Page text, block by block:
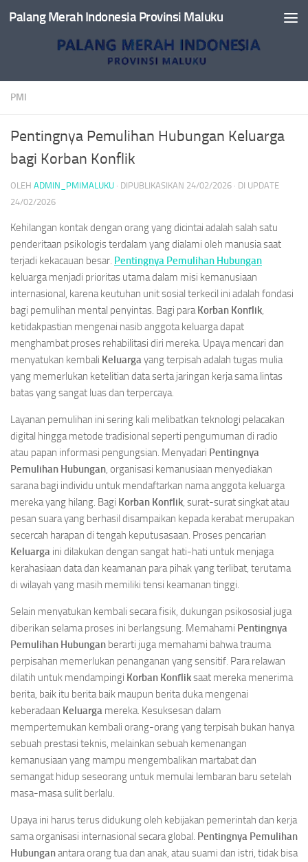
Skip to content
Palang Merah Indonesia Provinsi Maluku
PMI
Pentingnya Pemulihan Hubungan Keluarga
bagi Korban Konflik
OLEH ADMIN_PMIMALUKU · DIPUBLIKASIKAN 24/02/2026 · DI UPDATE
24/02/2026
Kehilangan kontak dengan orang yang dicintai adalah salah satu
penderitaan psikologis terdalam yang dialami oleh manusia saat
terjadi kekacauan besar. Pentingnya Pemulihan Hubungan
keluarga menjadi prioritas utama dalam misi kemanusiaan
internasional, karena keutuhan unit sosial terkecil ini adalah fondasi
bagi pemulihan mental penyintas. Bagi paraKorban Konflik,
ketidakpastian mengenai nasib anggota keluarga dapat
menghambat proses rehabilitasi diri mereka. Upaya mencari dan
menyatukan kembali Keluargayang terpisah adalah tugas mulia
yang memerlukan ketelitian data serta jaringan kerja sama lintas
batas yang sangat luas dan terpercaya.
Layanan pemulihan ini sering kali melibatkan teknologi pelacakan
digital hingga metode tradisional seperti pengumuman di radio
atau papan informasi pengungsian. Menyadari Pentingnya
Pemulihan Hubungan, organisasi kemanusiaan menyediakan
sarana bagi individu untuk mendaftarkan nama anggota keluarga
mereka yang hilang. Bagi Korban Konflik, surat-surat singkat atau
pesan suara yang berhasil disampaikan kepada kerabat merupakan
secercah harapan di tengah keputusasaan. Proses pencarian
Keluarga ini dilakukan dengan sangat hati-hati untuk menjaga
kerahasiaan data dan keamanan para pihak yang terlibat, terutama
di wilayah yang masih memiliki tensi keamanan tinggi.
Selain menyatukan kembali secara fisik, dukungan psikososial juga
diberikan selama proses ini berlangsung. Memahami Pentingnya
Pemulihan Hubungan berarti juga memahami bahwa trauma
perpisahan memerlukan penanganan yang sensitif. Para relawan
dilatih untuk mendampingi Korban Konfliksaat mereka menerima
berita, baik itu berita baik maupun berita duka mengenai
keberadaan Keluarga mereka. Kesuksesan dalam
mempertemukan kembali orang-orang yang terpisah bukan hanya
sebuah prestasi teknis, melainkan sebuah kemenangan
kemanusiaan yang mampu mengembalikan martabat dan
semangat hidup seseorang untuk memulai lembaran baru setelah
masa-masa sulit berlalu.
Upaya ini harus terus didukung oleh kebijakan pemerintah dan kerja
sama organisasi internasional secara global. Pentingnya Pemulihan
Hubunganantara orang tua dan anak, atau suami dan istri, tidak bisa